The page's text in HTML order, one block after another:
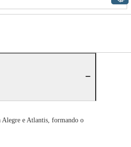
Alegre e Atlantis, formando o